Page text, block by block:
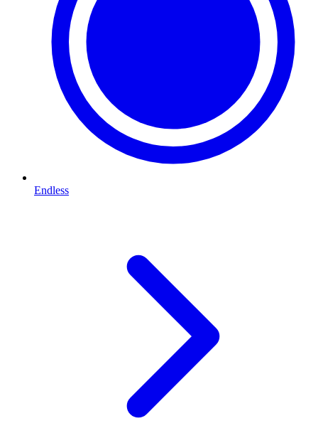
Endless